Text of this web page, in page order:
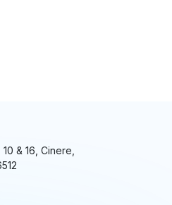
& 16, Cinere,